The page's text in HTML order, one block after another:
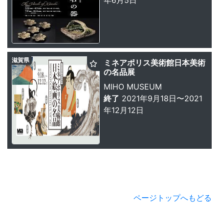
ミネアポリス美術館日本美術
の名品展
MIHO MUSEUM
終了 2021年9月18日〜2021
年12月12日
滋賀県
ページトップへもどる